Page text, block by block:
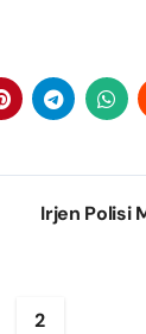
Irjen Polisi
2